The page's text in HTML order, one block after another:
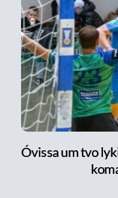
Óvissa um tvo